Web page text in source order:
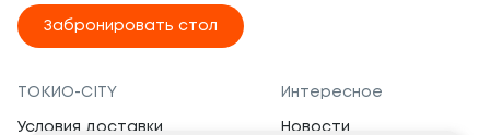
Забронировать стол
ТОКИО-CITY
Условия доставки
Интересное
Новости